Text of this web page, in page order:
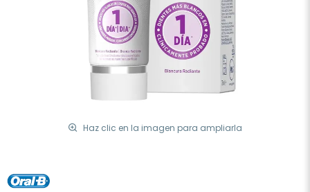
Haz clic en la imagen para ampliarla